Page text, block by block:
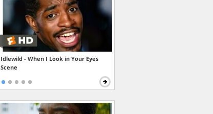
Idlewild - When I Look in Your Eyes
Scene